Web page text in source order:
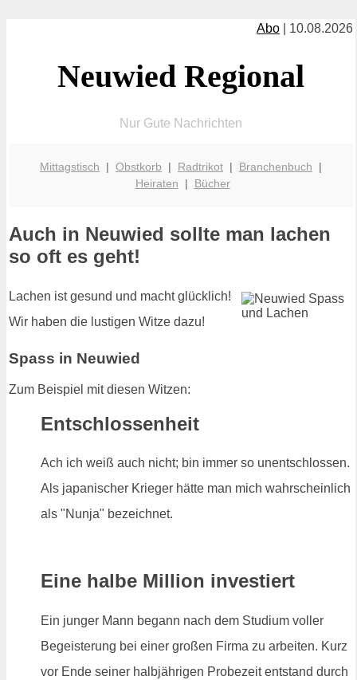
Abo | 10.08.2026
Neuwied Regional
Nur Gute Nachrichten
Mittagstisch | Obstkorb | Radtrikot | Branchenbuch |
Heiraten | Bücher
Auch in Neuwied sollte man lachen
so oft es geht!
Lachen ist gesund und macht glücklich!
Wir haben die lustigen Witze dazu!
Spass in Neuwied
Zum Beispiel mit diesen Witzen:
Entschlossenheit
Ach ich weiß auch nicht; bin immer so unentschlossen.
Als japanischer Krieger hätte man mich wahrscheinlich
als "Nunja" bezeichnet.
Eine halbe Million investiert
Ein junger Mann begann nach dem Studium voller
Begeisterung bei einer großen Firma zu arbeiten. Kurz
vor Ende seiner halbjährigen Probezeit entstand durch